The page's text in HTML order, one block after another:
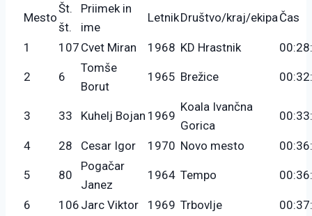
Mesto
Št.
št.
Priimek in
ime
LetnikDruštvo/kraj/ekipa Čas
1 107 Cvet Miran 1968 KD Hrastnik
2 6
Tomše
Borut
1965 Brežice
3 33 Kuhelj Bojan 1969
Koala Ivančna
Gorica
4 28 Cesar Igor 1970 Novo mesto
5 80
Pogačar
Janez
1964 Tempo
6 106 Jarc Viktor 1969 Trbovlje